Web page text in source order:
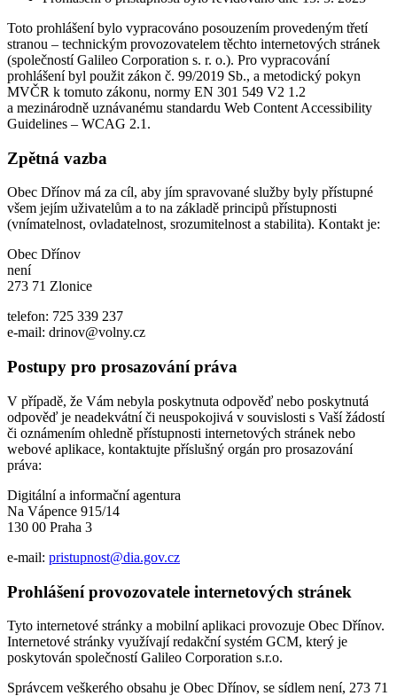
Toto prohlášení bylo vypracováno posouzením provedeným třetí
stranou – technickým provozovatelem těchto internetových stránek
(společností Galileo Corporation s. r. o.). Pro vypracování
prohlášení byl použit zákon č. 99/2019 Sb., a metodický pokyn
MVČR k tomuto zákonu, normy EN 301 549 V2 1.2
a mezinárodně uznávanému standardu Web Content Accessibility
Guidelines – WCAG 2.1.
Zpětná vazba
Obec Dřínov má za cíl, aby jím spravované služby byly přístupné
všem jejím uživatelům a to na základě principů přístupnosti
(vnímatelnost, ovladatelnost, srozumitelnost a stabilita). Kontakt je:
Obec Dřínov
není
273 71 Zlonice
telefon: 725 339 237
e-mail: drinov@volny.cz
Postupy pro prosazování práva
V případě, že Vám nebyla poskytnuta odpověď nebo poskytnutá
odpověď je neadekvátní či neuspokojivá v souvislosti s Vaší žádostí
či oznámením ohledně přístupnosti internetových stránek nebo
webové aplikace, kontaktujte příslušný orgán pro prosazování
práva:
Digitální a informační agentura
Na Vápence 915/14
130 00 Praha 3
e-mail: pristupnost@dia.gov.cz
Prohlášení provozovatele internetových stránek
Tyto internetové stránky a mobilní aplikaci provozuje Obec Dřínov.
Internetové stránky využívají redakční systém GCM, který je
poskytován společností Galileo Corporation s.r.o.
Správcem veškerého obsahu je Obec Dřínov, se sídlem není, 273 71